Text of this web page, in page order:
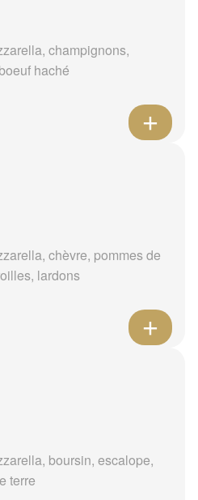
champignons,
haché
chèvre, pommes de
lardons
boursin, escalope,
terre